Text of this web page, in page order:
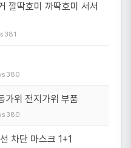
깔딱호미 까딱호미 서서
381
380
위 전지가위 부품
380
차단 마스크 1+1